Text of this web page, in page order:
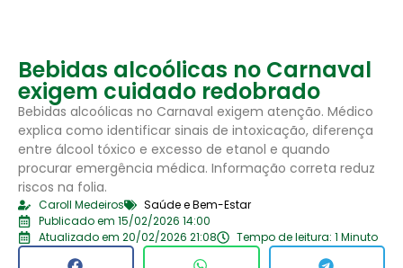
Bebidas alcoólicas no Carnaval
exigem cuidado redobrado
Bebidas alcoólicas no Carnaval exigem atenção. Médico
explica como identificar sinais de intoxicação, diferença
entre álcool tóxico e excesso de etanol e quando
procurar emergência médica. Informação correta reduz
riscos na folia.
Caroll Medeiros
Saúde e Bem-Estar
Publicado em 15/02/2026 14:00
Atualizado em 20/02/2026 21:08
Tempo de leitura: 1 Minuto